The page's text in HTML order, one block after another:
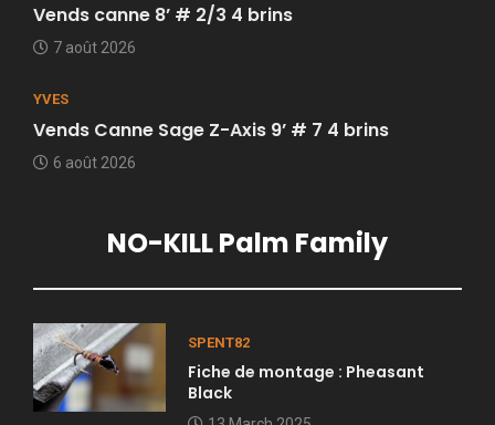
Vends canne 8’ # 2/3 4 brins
7 août 2026
YVES
Vends Canne Sage Z-Axis 9’ # 7 4 brins
6 août 2026
NO-KILL Palm Family
SPENT82
Fiche de montage : Pheasant
Black